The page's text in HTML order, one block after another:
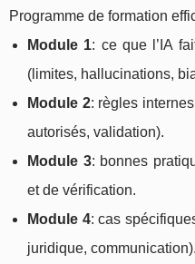
Programme de formation
Module 1: ce que l’IA
(limites, hallucinations,
Module 2: règles
autorisés, validation).
Module 3: bonnes
et de vérification.
Module 4: cas
juridique, communication).